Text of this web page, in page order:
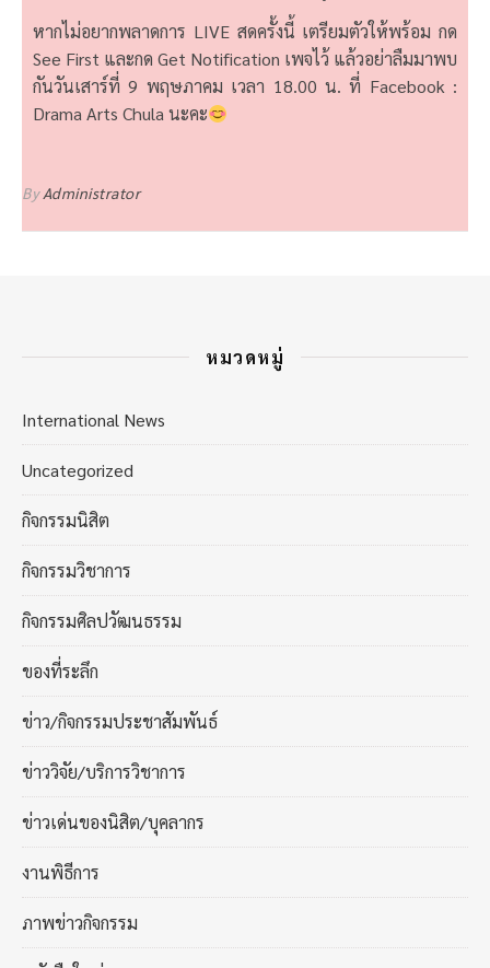
หากไม่อยากพลาดการ LIVE สดครั้งนี้ เตรียมตัวให้พร้อม กด
See First และกด Get Notification เพจไว้ แล้วอย่าลืมมาพบ
กันวันเสาร์ที่ 9 พฤษภาคม เวลา 18.00 น. ที่ Facebook :
Drama Arts Chula นะคะ
ByAdministrator
หมวดหมู่
International News
Uncategorized
กิจกรรมนิสิต
กิจกรรมวิชาการ
กิจกรรมศิลปวัฒนธรรม
ของที่ระลึก
ข่าว/กิจกรรมประชาสัมพันธ์
ข่าววิจัย/บริการวิชาการ
ข่าวเด่นของนิสิต/บุคลากร
งานพิธีการ
ภาพข่าวกิจกรรม